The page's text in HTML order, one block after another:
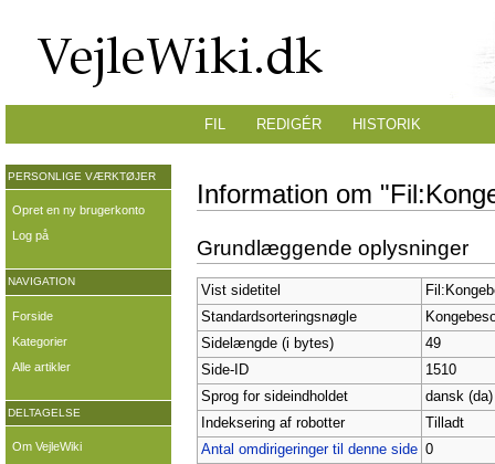
Information om
Grundlæggende oplysninger
Vist sidetitel
Standardsorteringsnøgle
Sidelængde (i bytes)
49
Side-ID
1510
Sprog for sideindholdet
dansk (da)
Indeksering af robotter
Tilladt
Antal omdirigeringer til denne side 0
FIL REDIGÉR HISTORIK
PERSONLIGE VÆRKTØJER
Opret en ny brugerkonto
Log på
NAVIGATION
Forside
Kategorier
Alle artikler
DELTAGELSE
Om VejleWiki